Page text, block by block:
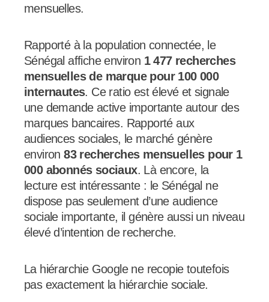
mensuelles.
Rapporté à la population connectée, le
Sénégal affiche environ 1 477 recherches
mensuelles de marque pour 100 000
internautes. Ce ratio est élevé et signale
une demande active importante autour des
marques bancaires. Rapporté aux
audiences sociales, le marché génère
environ83 recherches mensuelles pour 1
000 abonnés sociaux. Là encore, la
lecture est intéressante : le Sénégal ne
dispose pas seulement d’une audience
sociale importante, il génère aussi un niveau
élevé d’intention de recherche.
La hiérarchie Google ne recopie toutefois
pas exactement la hiérarchie sociale.